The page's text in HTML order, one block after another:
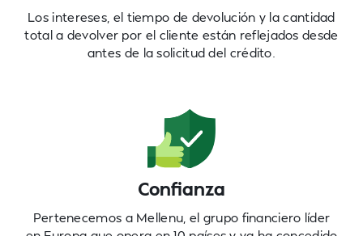
Los intereses, el tiempo de devolución y la cantidad
total a devolver por el cliente están reflejados desde
antes de la solicitud del crédito.
Confianza
Pertenecemos a Mellenu, el grupo financiero líder